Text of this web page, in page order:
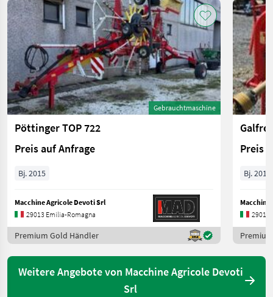
Gebrauchtmaschine
Pöttinger TOP 722
Preis auf Anfrage
Bj. 2015
Macchine Agricole Devoti Srl
29013 Emilia-Romagna
Premium Gold Händler
Galfre
Preis
Bj. 2016
Macchine
29013
Weitere Angebote von Macchine Agricole Devoti
Srl